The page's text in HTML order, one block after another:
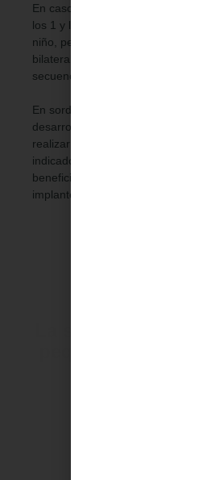
En caso de sordera al
los 1 y los 3 años de edad, ya
niño, peor es el resultado. Se
bilateral (ya sea simultánea en un
secuencial).
En sorderas postlocutivas (las
desarrollo del lenguaje), el
realizar a cualquier edad, estando
indicado en los casos de sordera
benefician de otros dispositivos
implantes osteointegrados.